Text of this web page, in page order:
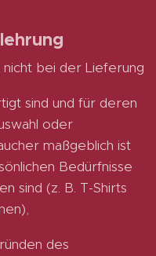
bei der Lieferung
sind und für deren
oder
maßgeblich ist
Bedürfnisse
sind (z. B. T-Shirts
des